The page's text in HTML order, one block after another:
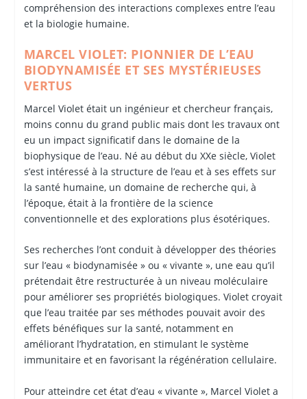
compréhension des interactions complexes entre l’eau
et la biologie humaine.
MARCEL VIOLET: PIONNIER DE L’EAU
BIODYNAMISÉE ET SES MYSTÉRIEUSES
VERTUS
Marcel Violet était un ingénieur et chercheur français,
moins connu du grand public mais dont les travaux ont
eu un impact significatif dans le domaine de la
biophysique de l’eau. Né au début du XXe siècle, Violet
s’est intéressé à la structure de l’eau et à ses effets sur
la santé humaine, un domaine de recherche qui, à
l’époque, était à la frontière de la science
conventionnelle et des explorations plus ésotériques.
Ses recherches l’ont conduit à développer des théories
sur l’eau « biodynamisée » ou « vivante », une eau qu’il
prétendait être restructurée à un niveau moléculaire
pour améliorer ses propriétés biologiques. Violet croyait
que l’eau traitée par ses méthodes pouvait avoir des
effets bénéfiques sur la santé, notamment en
améliorant l’hydratation, en stimulant le système
immunitaire et en favorisant la régénération cellulaire.
Pour atteindre cet état d’eau « vivante », Marcel Violet a